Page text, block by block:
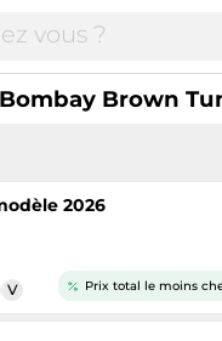
Brown
2026
Prix total le moins